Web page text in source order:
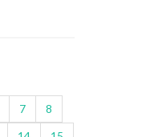
7
8